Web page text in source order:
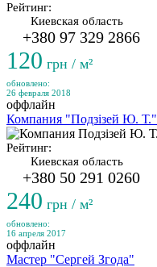
Рейтинг:
Киевская область
+380 97 329 2866
120 грн / м²
обновлено:
26 февраля 2018
оффлайн
Компания "Подзізей Ю. Т."
Рейтинг:
Киевская область
+380 50 291 0260
240 грн / м²
обновлено:
16 апреля 2017
оффлайн
Мастер "Сергей Згода"